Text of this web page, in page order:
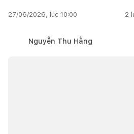
27/06/2026, lúc 10:00 2
Nguyễn Thu Hằng